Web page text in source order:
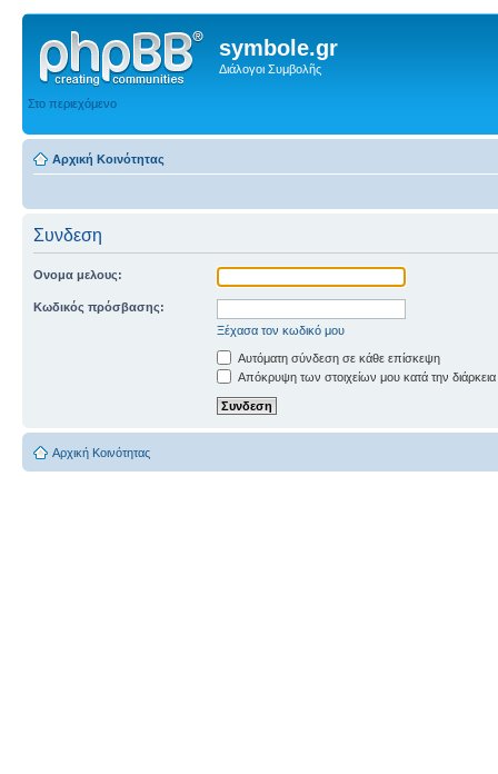
symbole.gr
Διάλογοι Συμβολῆς
Στο περιεχόμενο
Αρχική Κοινότητας
Συνδεση
Ονομα μελους:
Κωδικός πρόσβασης:
Ξέχασα τον κωδικό μου
Αυτόματη σύνδεση σε κάθε επίσκεψη
Απόκρυψη των στοιχείων μου κατά την
Αρχική Κοινότητας